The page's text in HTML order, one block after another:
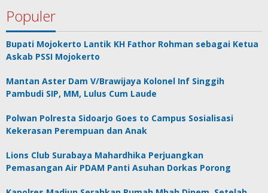
Populer
Bupati Mojokerto Lantik KH Fathor Rohman sebagai Ketua
Askab PSSI Mojokerto
Mantan Aster Dam V/Brawijaya Kolonel Inf Singgih
Pambudi SIP, MM, Lulus Cum Laude
Polwan Polresta Sidoarjo Goes to Campus Sosialisasi
Kekerasan Perempuan dan Anak
Lions Club Surabaya Mahardhika Perjuangkan
Pemasangan Air PDAM Panti Asuhan Dorkas Porong